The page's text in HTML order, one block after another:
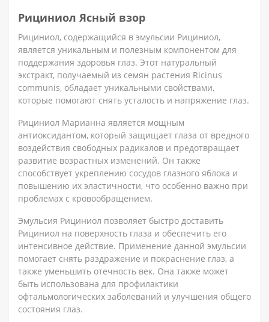
Рициниол Ясный взор
Рициниол, содержащийся в эмульсии Рициниол,
является уникальным и полезным компонентом для
поддержания здоровья глаз. Этот натуральный
экстракт, получаемый из семян растения Ricinus
communis, обладает уникальными свойствами,
которые помогают снять усталость и напряжение глаз.
Рициниол Марианна является мощным
антиоксидантом, который защищает глаза от вредного
воздействия свободных радикалов и предотвращает
развитие возрастных изменений. Он также
способствует укреплению сосудов глазного яблока и
повышению их эластичности, что особенно важно при
проблемах с кровообращением.
Эмульсия Рициниол позволяет быстро доставить
Рициниол на поверхность глаза и обеспечить его
интенсивное действие. Применение данной эмульсии
помогает снять раздражение и покраснение глаз, а
также уменьшить отечность век. Она также может
быть использована для профилактики
офтальмологических заболеваний и улучшения общего
состояния глаз.